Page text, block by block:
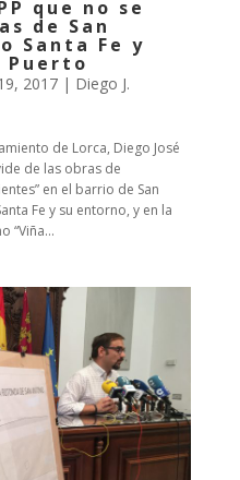
que no se
de San
Santa Fe y
Puerto
2017| Diego J.
de Lorca, Diego José
de las obras de
en el barrio de San
Fe y su entorno, y en la
“Viña...